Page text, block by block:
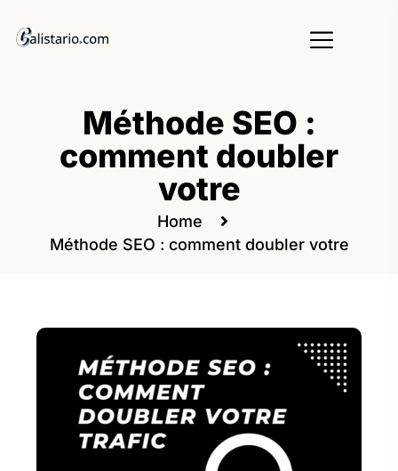
Méthode SEO :
comment doubler
votre
Home
Méthode SEO : comment doubler votre